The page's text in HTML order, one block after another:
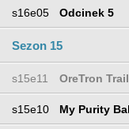
s16e05 Odcinek 5
Sezon 15
s15e11 OreTron Trail
s15e10 My Purity